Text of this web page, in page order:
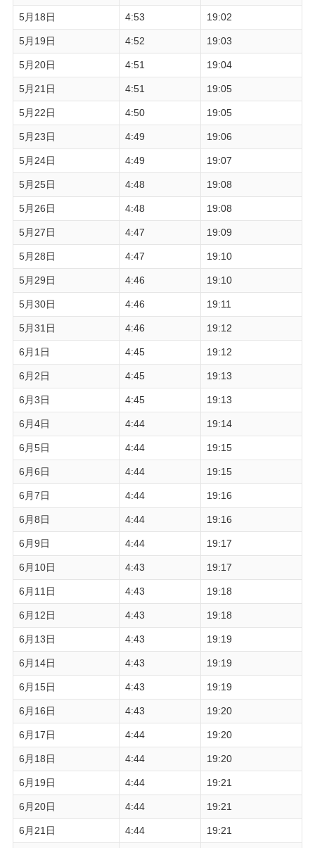
5月18日 4:53 19:02
5月19日 4:52 19:03
5月20日 4:51 19:04
5月21日 4:51 19:05
5月22日 4:50 19:05
5月23日 4:49 19:06
5月24日 4:49 19:07
5月25日 4:48 19:08
5月26日 4:48 19:08
5月27日 4:47 19:09
5月28日 4:47 19:10
5月29日 4:46 19:10
5月30日 4:46 19:11
5月31日 4:46 19:12
6月1日 4:45 19:12
6月2日 4:45 19:13
6月3日 4:45 19:13
6月4日 4:44 19:14
6月5日 4:44 19:15
6月6日 4:44 19:15
6月7日 4:44 19:16
6月8日 4:44 19:16
6月9日 4:44 19:17
6月10日 4:43 19:17
6月11日 4:43 19:18
6月12日 4:43 19:18
6月13日 4:43 19:19
6月14日 4:43 19:19
6月15日 4:43 19:19
6月16日 4:43 19:20
6月17日 4:44 19:20
6月18日 4:44 19:20
6月19日 4:44 19:21
6月20日 4:44 19:21
6月21日 4:44 19:21